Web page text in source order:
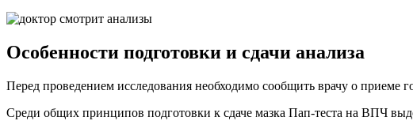
Особенности подготовки и сдачи анализа
Перед проведением исследования необходимо сообщить врачу о приеме
Среди общих принципов подготовки к сдаче мазка Пап-теста на ВПЧ